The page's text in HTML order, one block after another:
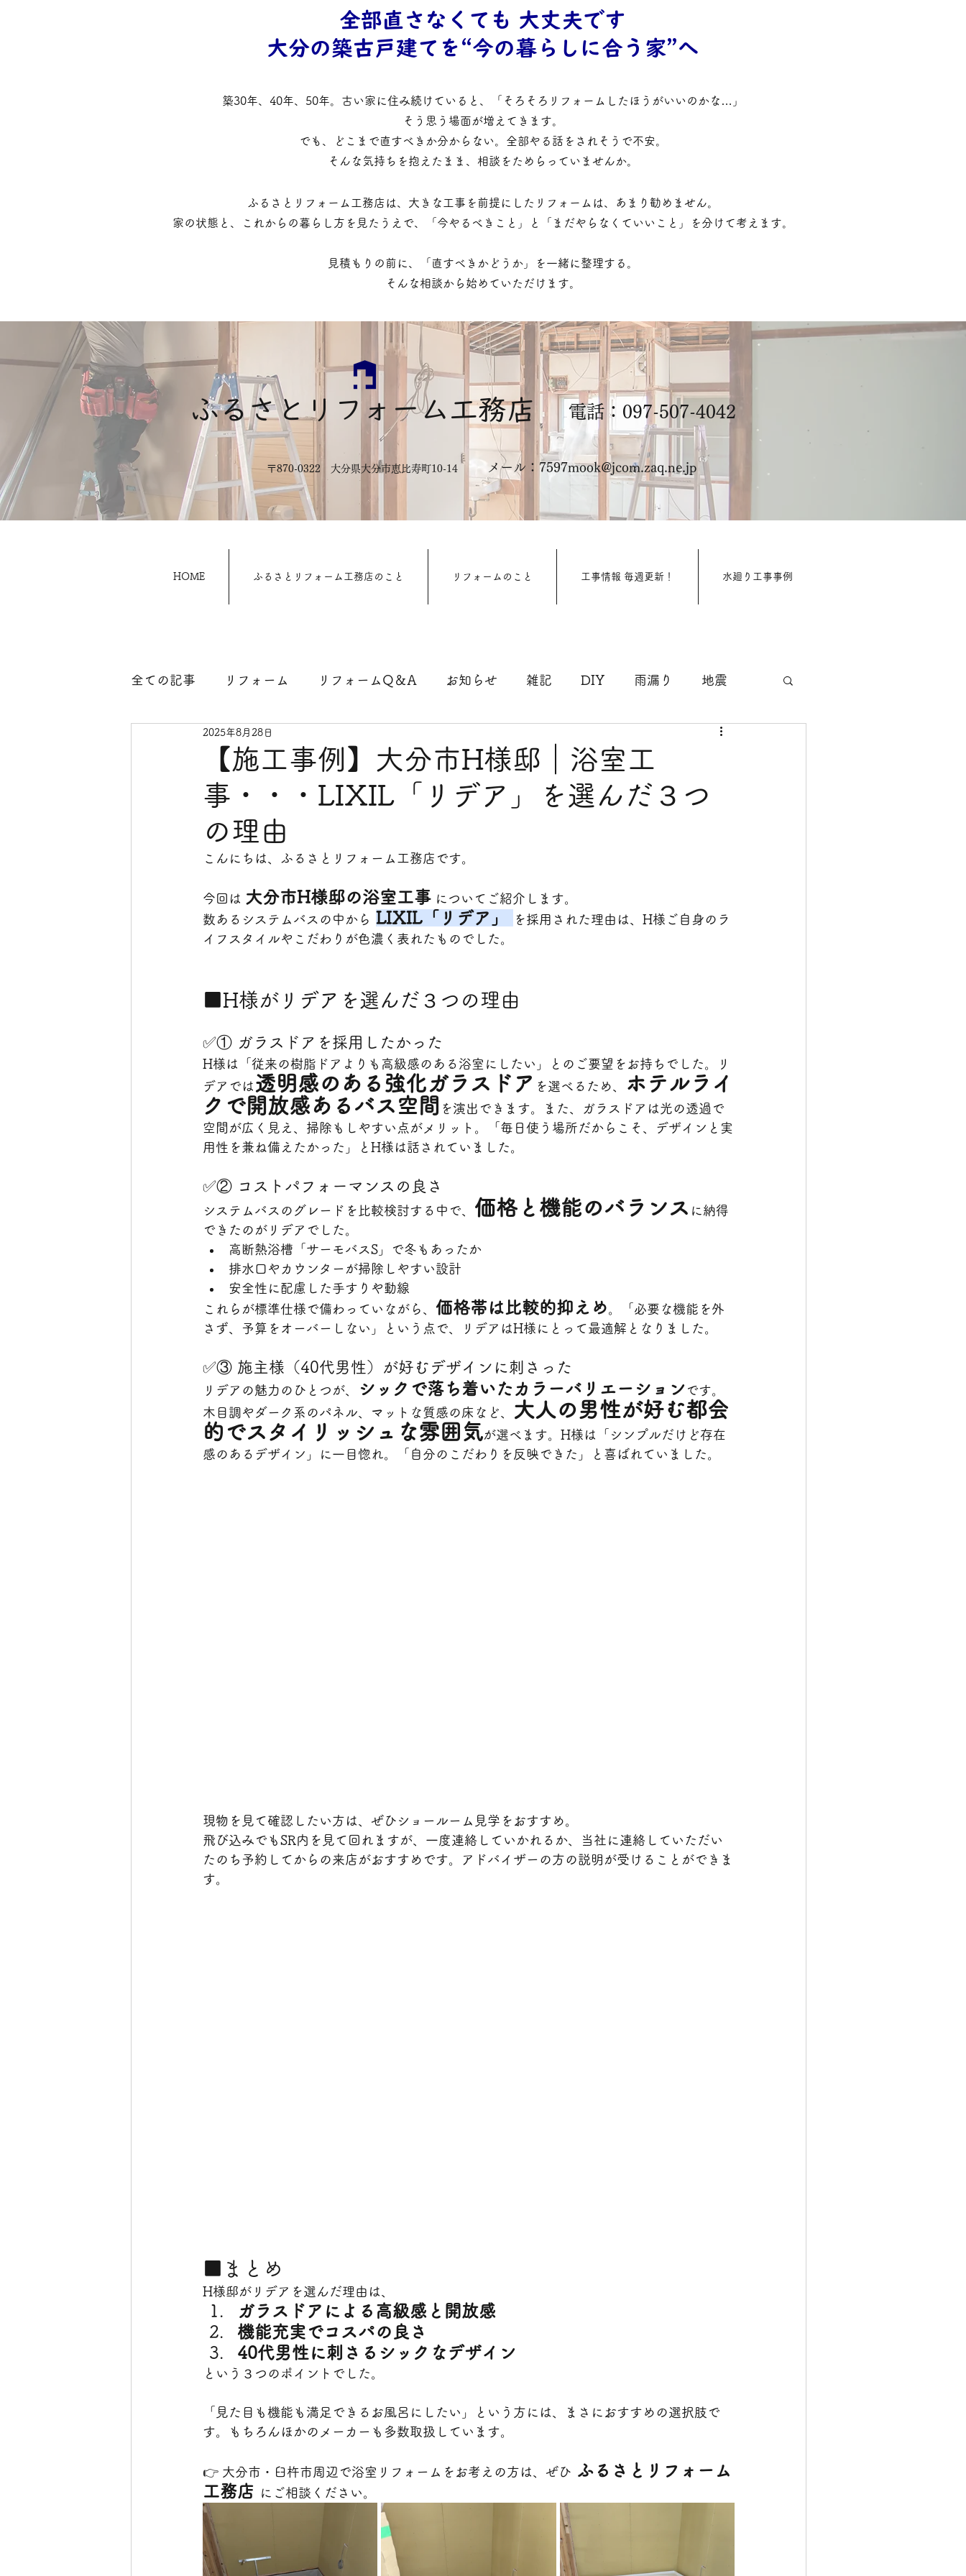
全部直さなくても 大丈夫です
大分の築古戸建てを“今の暮らしに合う家”へ
築30年、40年、50年。古い家に住み続けていると、「そろそろリフォームしたほうがいいのかな…」
そう思う場面が増えてきます。
でも、どこまで直すべきか分からない。全部やる話をされそうで不安。
そんな気持ちを抱えたまま、相談をためらっていませんか。
ふるさとリフォーム工務店は、大きな工事を前提にしたリフォームは、あまり勧めません。
家の状態と、これからの暮らし方を見たうえで、「今やるべきこと」と「まだやらなくていいこと」を分けて考えます。
見積もりの前に、「直すべきかどうか」を一緒に整理する。
そんな相談から始めていただけます。
ふるさとリフォーム工務店 電話：097-507-4042
​〒870-0322 大分県大分市恵比寿町10-14 メール： 7597mook@jcom.zaq.ne.jp
HOME ふるさとリフォーム工務店のこと リフォームのこと 工事情報 毎週更新！ 水廻り工事事例
全ての記事 リフォーム リフォームQ＆A お知らせ 雑記 DIY 雨漏り 地震
水廻り
内装工事 古民家 整理収納 断捨離 コロナ 台風 外壁工事 塗装工事
玄関工事 大分県臼杵市工事 大分県大分市工事
【施工事例】大分市H様邸｜浴室工
事・・・LIXIL「リデア」を選んだ３つ
の理由
2025年8月28日
こんにちは、ふるさとリフォーム工務店です。
今回は 大分市H様邸の浴室工事 についてご紹介します。
数あるシステムバスの中から LIXIL「リデア」
を採用された理由は、H様ご自身のラ
イフスタイルやこだわりが色濃く表れたものでした。
■H様がリデアを選んだ３つの理由
✅① ガラスドアを採用したかった
H様は「従来の樹脂ドアよりも高級感のある浴室にしたい」とのご要望をお持ちでした。リ
デアでは 透明感のある強化ガラスドア を選べるため、
ホテルライ
クで開放感あるバス空間 を演出できます。また、ガラスドアは光の透過で
空間が広く見え、掃除もしやすい点がメリット。「毎日使う場所だからこそ、デザインと実
用性を兼ね備えたかった」とH様は話されていました。
✅② コストパフォーマンスの良さ
システムバスのグレードを比較検討する中で、 価格と機能のバランス に納得
できたのがリデアでした。
高断熱浴槽「サーモバスS」で冬もあったか
排水口やカウンターが掃除しやすい設計
安全性に配慮した手すりや動線
これらが標準仕様で備わっていながら、 価格帯は比較的抑えめ 。「必要な機能を外
さず、予算をオーバーしない」という点で、リデアはH様にとって最適解となりました。
✅③ 施主様（40代男性）が好むデザインに刺さった
リデアの魅力のひとつが、 シックで落ち着いたカラーバリエーション です。
木目調やダーク系のパネル、マットな質感の床など、
大人の男性が好む都会
的でスタイリッシュな雰囲気が選べます。H様は「シンプルだけど存在
感のあるデザイン」に一目惚れ。「自分のこだわりを反映できた」と喜ばれていました。
現物を見て確認したい方は、ぜひショールーム見学をおすすめ。
飛び込みでもSR内を見て回れますが、一度連絡していかれるか、当社に連絡していただい
たのち予約してからの来店がおすすめです。アドバイザーの方の説明が受けることができま
す。
■まとめ
H様邸がリデアを選んだ理由は、
ガラスドアによる高級感と開放感
機能充実でコスパの良さ
40代男性に刺さるシックなデザイン
という３つのポイントでした。
「見た目も機能も満足できるお風呂にしたい」という方には、まさにおすすめの選択肢で
す。もちろんほかのメーカーも多数取扱しています。
👉 大分市・臼杵市周辺で浴室リフォームをお考えの方は、ぜひ
ふるさとリフォーム
工務店
にご相談ください。